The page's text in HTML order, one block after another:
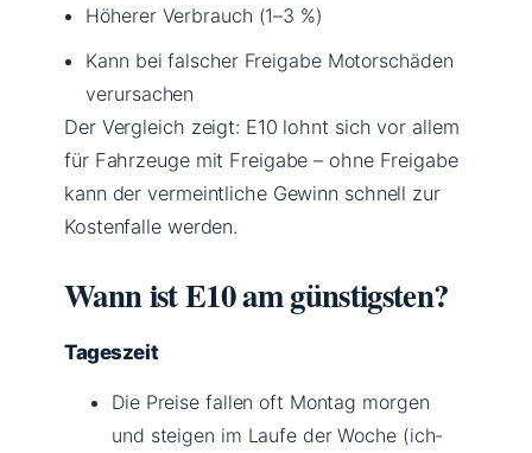
Höherer Verbrauch (1–3 %)
Kann bei falscher Freigabe Motorschäden
verursachen
Der Vergleich zeigt: E10 lohnt sich vor allem
für Fahrzeuge mit Freigabe – ohne Freigabe
kann der vermeintliche Gewinn schnell zur
Kostenfalle werden.
Wann ist E10 am günstigsten?
Tageszeit
Die Preise fallen oft Montag morgen
und steigen im Laufe der Woche (ich-